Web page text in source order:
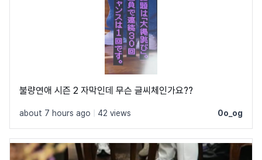
불량연애 시즌 2 자막인데 무슨 글씨체인가요??
about 7 hours ago 42 views 0o_og